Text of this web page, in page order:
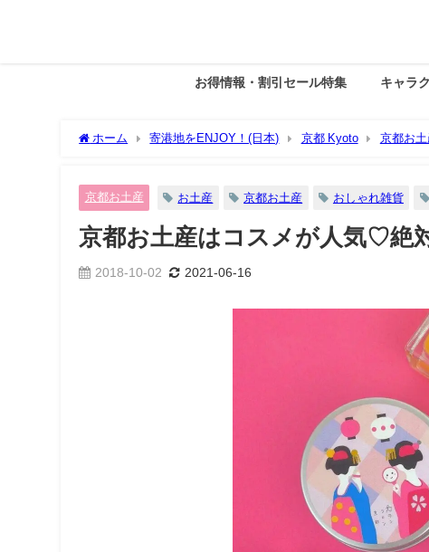
お得情報・割引セール特集 キャラ
ホーム 寄港地をENJOY！(日本) 京都 Kyoto 京都お土
京都お土産 お土産 京都お土産 おしゃれ雑貨
京都お土産はコスメが人気♡絶
2018-10-02 2021-06-16